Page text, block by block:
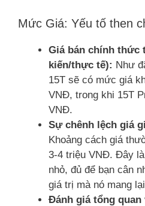
Mức Giá: Yếu tố then
Giá bán chính thức
kiến/thực tế): Như
15T sẽ có mức giá
VNĐ, trong khi 15T
VNĐ.
Sự chênh lệch giá
Khoảng cách giá
3-4 triệu VNĐ. Đây
nhỏ, đủ để bạn cân
giá trị mà nó mang
Đánh giá tổng